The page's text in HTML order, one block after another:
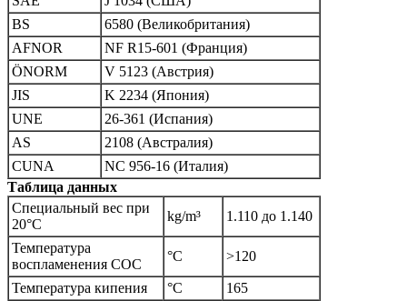
BS
6580 (Великобритания)
AFNOR
NF R15-601 (Франция)
ÖNORM
V 5123 (Австрия)
JIS
K 2234 (Япония)
UNE
26-361 (Испания)
AS
2108 (Австралия)
CUNA
NC 956-16 (Италия)
Таблица данных
Специальный вес при
20°C
kg/m³ 1.110 до 1.140
Температура
воспламенения COC
°C >120
Температура кипения °C 165